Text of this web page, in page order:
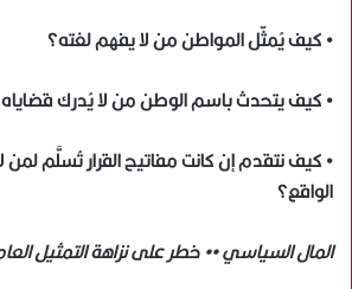
• كيف يُمثّل المواطن من لا يفهم لغته؟
• كيف يتحدث باسم الوطن من لا يُدرك
• كيف نتقدم إن كانت مفاتيح القرار تُسلَّم لمن
الواقع؟
المال السياسي •• خطر على نزاهة التمثيل